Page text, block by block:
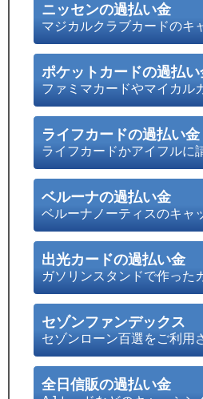
ニッセンの過払い金
マジカルクラブカードのキ
ポケットカードの過払い
ファミマカードやマイカル
ライフカードの過払い金
ライフカードかアイフルに
ベルーナの過払い金
ベルーナノーティスのキャ
出光カードの過払い金
ガソリンスタンドで作った
セゾンファンデックス
セゾンローン百選をご利用
全日信販の過払い金